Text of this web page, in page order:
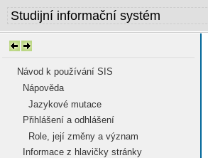
Návod k používání SIS
Nápověda
Jazykové mutace
Přihlášení a odhlášení
Role, její změny a význam
Informace z hlavičky stránky